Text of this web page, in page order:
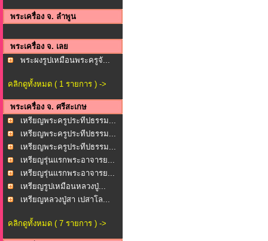
พระเครื่อง จ. ลำพูน
พระเครื่อง จ. เลย
พระผงรูปเหมือนพระครูจั...
คลิกดูทั้งหมด ( 1 รายการ ) ->
พระเครื่อง จ. ศรีสะเกษ
เหรียญพระครูประทีปธรรม...
เหรียญพระครูประทีปธรรม...
เหรียญพระครูประทีปธรรม...
เหรียญรุ่นแรกพระอาจารย...
เหรียญรุ่นแรกพระอาจารย...
เหรียญรูปเหมือนหลวงปู่...
เหรียญหลวงปู่สา เปสาโล...
คลิกดูทั้งหมด ( 7 รายการ ) ->